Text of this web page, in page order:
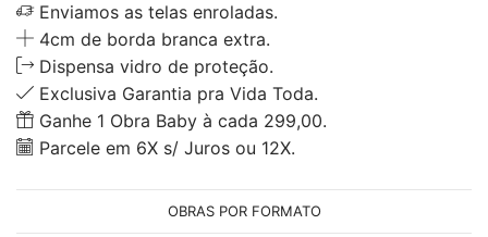
Enviamos as telas enroladas.
4cm de borda branca extra.
Dispensa vidro de proteção.
Exclusiva Garantia pra Vida Toda.
Ganhe 1 Obra Baby à cada 299,00.
Parcele em 6X s/ Juros ou 12X.
OBRAS POR FORMATO